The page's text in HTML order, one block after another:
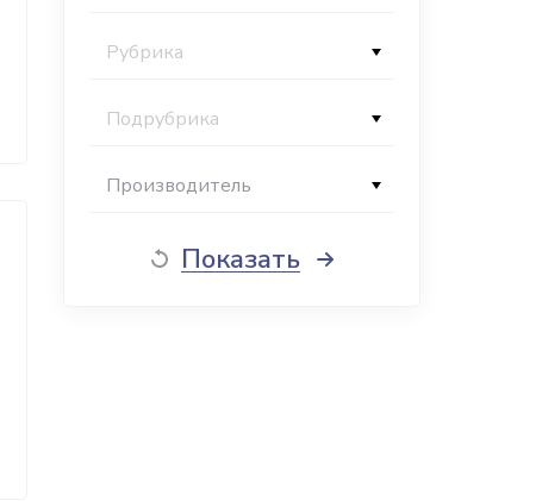
Рубрика
Подрубрика
Производитель
Показать